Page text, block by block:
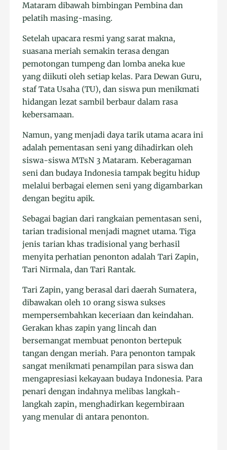
Mataram dibawah bimbingan Pembina dan
pelatih masing-masing.
Setelah upacara resmi yang sarat makna,
suasana meriah semakin terasa dengan
pemotongan tumpeng dan lomba aneka kue
yang diikuti oleh setiap kelas. Para Dewan Guru,
staf Tata Usaha (TU), dan siswa pun menikmati
hidangan lezat sambil berbaur dalam rasa
kebersamaan.
Namun, yang menjadi daya tarik utama acara ini
adalah pementasan seni yang dihadirkan oleh
siswa-siswa MTsN 3 Mataram. Keberagaman
seni dan budaya Indonesia tampak begitu hidup
melalui berbagai elemen seni yang digambarkan
dengan begitu apik.
Sebagai bagian dari rangkaian pementasan seni,
tarian tradisional menjadi magnet utama. Tiga
jenis tarian khas tradisional yang berhasil
menyita perhatian penonton adalah Tari Zapin,
Tari Nirmala, dan Tari Rantak.
Tari Zapin, yang berasal dari daerah Sumatera,
dibawakan oleh 10 orang siswa sukses
mempersembahkan keceriaan dan keindahan.
Gerakan khas zapin yang lincah dan
bersemangat membuat penonton bertepuk
tangan dengan meriah. Para penonton tampak
sangat menikmati penampilan para siswa dan
mengapresiasi kekayaan budaya Indonesia. Para
penari dengan indahnya melibas langkah-
langkah zapin, menghadirkan kegembiraan
yang menular di antara penonton.